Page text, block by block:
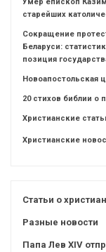
старейших
Сокращение
Беларуси:
позиция
Новоапостольская
20 стихов библии о
Христианские
Христианские
Статьи о
Разные новости
Папа Лев XIV